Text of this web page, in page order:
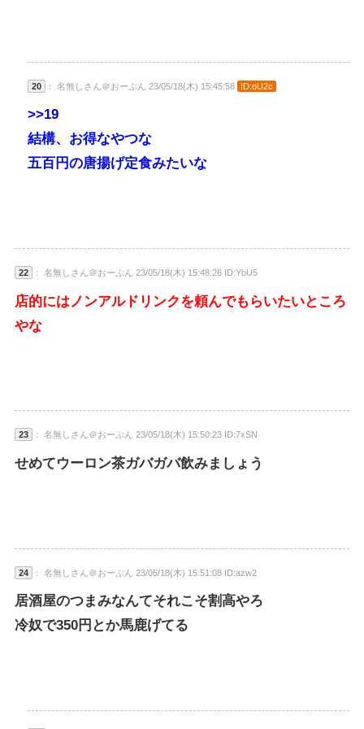
20 ： 名無しさん＠おーぷん 23/05/18(木) 15:45:58 ID:oU2c
>>19
結構、お得なやつな
五百円の唐揚げ定食みたいな
22 ： 名無しさん＠おーぷん 23/05/18(木) 15:48:26 ID:YbU5
店的にはノンアルドリンクを頼んでもらいたいところ
やな
23 ： 名無しさん＠おーぷん 23/05/18(木) 15:50:23 ID:7xSN
せめてウーロン茶ガバガバ飲みましょう
24 ： 名無しさん＠おーぷん 23/05/18(木) 15:51:08 ID:azw2
居酒屋のつまみなんてそれこそ割高やろ
冷奴で350円とか馬鹿げてる